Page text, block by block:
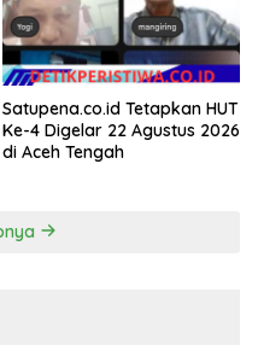
Satupena.co.id Tetapkan HUT
Ke-4 Digelar 22 Agustus 2026
di Aceh Tengah